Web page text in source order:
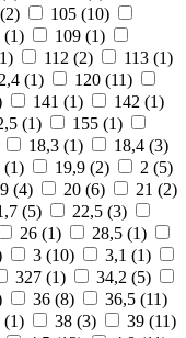
2) 105 (10)
(1) 109 (1)
1) 112 (2) 113 (1)
(1) 120 (11)
141 (1) 142 (1)
(1) 155 (1)
18,3 (1) 18,4 (3)
(1) 19,9 (2) 2 (5)
(4) 20 (6) 21 (2)
(5) 22,5 (3)
26 (1) 28,5 (1)
3 (10) 3,1 (1)
327 (1) 34,2 (5)
36 (8) 36,5 (11)
(1) 38 (3) 39 (11)